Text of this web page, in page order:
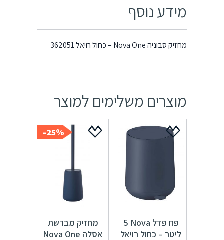
מידע נוסף
מחזיק סבוניה Nova One – כחול רויאל 362051
מוצרים משלימים למוצר
פח פדל Nova ‏5
ליטר – כחול רויאל
25%-
מחזיק מברשת
אסלה Nova One